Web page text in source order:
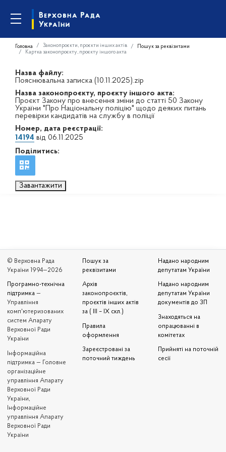
Головна Законопроєкти, проєкти інших актів
Пошук за реквізитами
Картка законопроєкту, проєкту іншого акта
Назва файлу:
Пояснювальна записка (10.11.2025).zip
Назва законопроєкту, проєкту іншого акта:
Проєкт Закону про внесення зміни до статті 50 Закону
України "Про Національну поліцію" щодо деяких питань
перевірки кандидатів на службу в поліції
Номер, дата реєстрації:
14194 від 06.11.2025
Поділитись:
Завантажити
© Верховна Рада
України 1994—2026
Програмно-технічна
підтримка —
Управління
комп'ютеризованих
систем Апарату
Верховної Ради
України
Iнформаційна
підтримка — Головне
організаційне
управління Апарату
Верховної Ради
України,
Інформаційне
управління Апарату
Верховної Ради
України
Пошук за
реквізитами
Архів
законопроєктів,
проєктів інших актів
за ( III – IX скл.)
Правила
оформлення
Зареєстровані за
поточний тиждень
Надано народним
депутатам України
Надано народним
депутатам України
документів до ЗП
Знаходяться на
опрацюванні в
комітетах
Прийняті на поточній
сесії